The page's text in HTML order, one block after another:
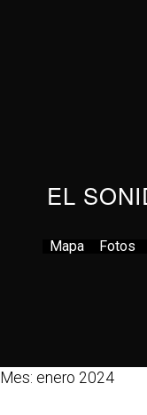
EL
Fotos
Mapa
Mes: enero 2024